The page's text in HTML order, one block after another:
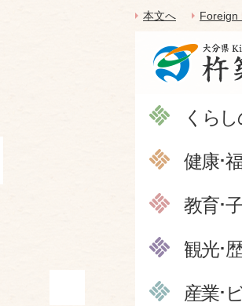
本文へ Foreign
くら
健康･
教育･
観光･
産業･